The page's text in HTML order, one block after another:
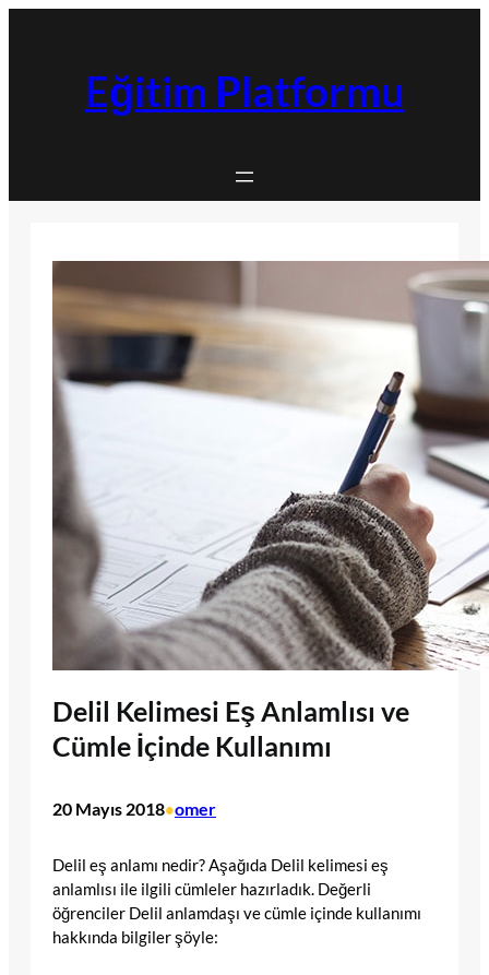
Eğitim Platformu
Delil Kelimesi Eş Anlamlısı ve
Cümle İçinde Kullanımı
20 Mayıs 2018•omer
Delil eş anlamı nedir? Aşağıda Delil kelimesi eş
anlamlısı ile ilgili cümleler hazırladık. Değerli
öğrenciler Delil anlamdaşı ve cümle içinde kullanımı
hakkında bilgiler şöyle: